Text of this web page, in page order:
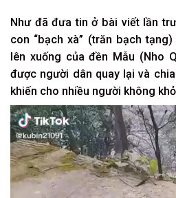
Như đã đưa tin ở bài viết lần
con “bạch xà” (trăn bạch
lên xuống của đền Mẫu (Nho
được người dân quay lại và
khiến cho nhiều người không
Trình
chơi
Video